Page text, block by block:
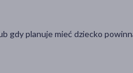
gdy planuje mieć dziecko